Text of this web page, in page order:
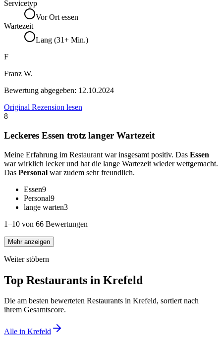
Servicetyp
Vor Ort essen
Wartezeit
Lang (31+ Min.)
F
Franz W.
Bewertung abgegeben: 12.10.2024
Original Rezension lesen
8
Leckeres Essen trotz langer Wartezeit
Meine Erfahrung im Restaurant war insgesamt positiv. Das Essen
war wirklich lecker und hat die lange Wartezeit wieder wettgemacht.
Das Personal war zudem sehr freundlich.
Essen9
Personal9
lange warten3
1–10 von 66 Bewertungen
Mehr anzeigen
Weiter stöbern
Top Restaurants in Krefeld
Die am besten bewerteten Restaurants in Krefeld, sortiert nach
ihrem Gesamtscore.
Alle in Krefeld